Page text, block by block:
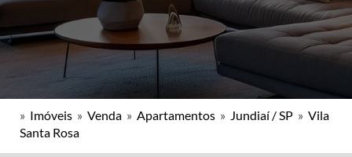
» Imóveis » Venda » Apartamentos » Jundiaí / SP » Vila
Santa Rosa